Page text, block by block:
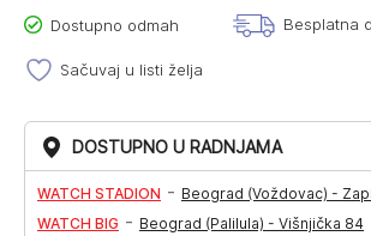
Bound
količina
Dostupno odmah Besplatna
Sačuvaj u listi želja
DOSTUPNO U RADNJAMA
WATCH STADION - Beograd (Voždovac) -
WATCH BIG - Beograd (Palilula) - Višnjička 84